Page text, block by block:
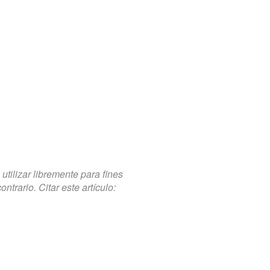
libremente para fines
Citar este artículo: